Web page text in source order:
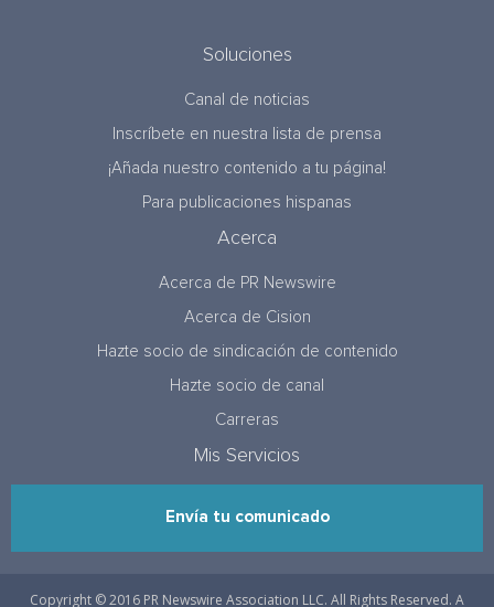
Soluciones
Canal de noticias
Inscríbete en nuestra lista de prensa
¡Añada nuestro contenido a tu página!
Para publicaciones hispanas
Acerca
Acerca de PR Newswire
Acerca de Cision
Hazte socio de sindicación de contenido
Hazte socio de canal
Carreras
Mis Servicios
Envía tu comunicado
Copyright © 2016 PR Newswire Association LLC. All Rights Reserved. A